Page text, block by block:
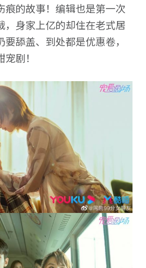
痕的故事！编辑也是第一次
，身家上亿的却住在老式居
舔盖、到处都是优惠卷，
剧！